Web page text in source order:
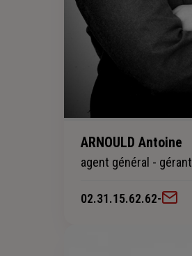
ARNOULD Antoine
agent général - gérant
02.31.15.62.62-